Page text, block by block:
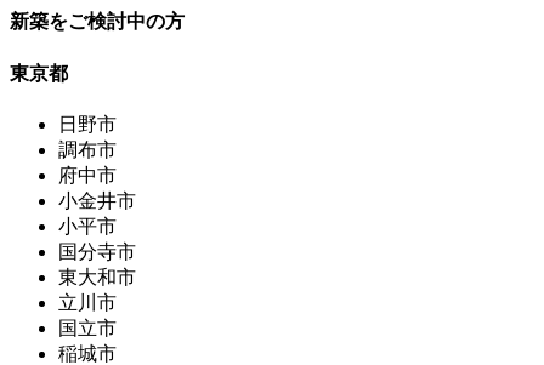
新築をご検討中の方
東京都
日野市
調布市
府中市
小金井市
小平市
国分寺市
東大和市
立川市
国立市
稲城市